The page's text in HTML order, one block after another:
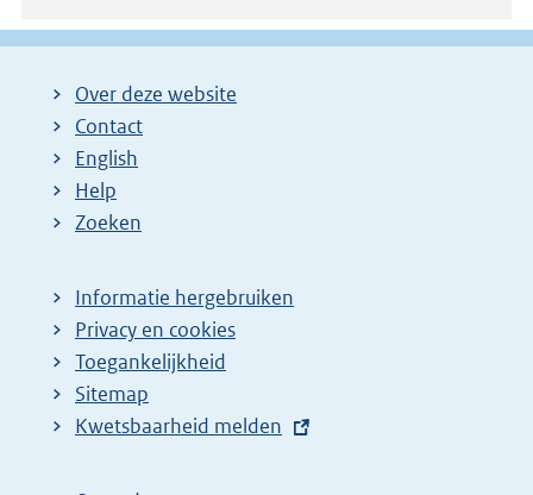
Over deze website
Contact
English
Help
Zoeken
Informatie hergebruiken
Privacy en cookies
Toegankelijkheid
Sitemap
E
t
Kwetsbaarheid melden